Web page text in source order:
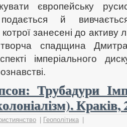
європейську
й
занесені до активу
спадщина
імперіального
Трубадури
Краків,
Геополітика